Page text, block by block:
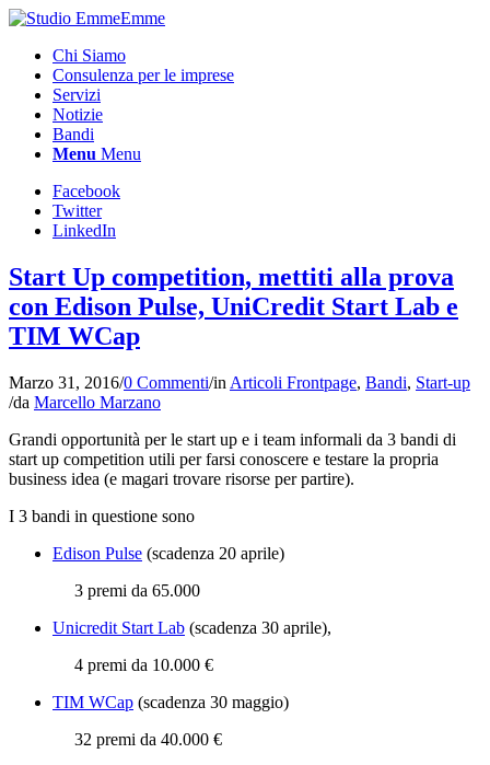
Chi Siamo
Consulenza per le imprese
Servizi
Notizie
Bandi
Menu Menu
Facebook
Twitter
LinkedIn
Start Up competition, mettiti alla prova
con Edison Pulse, UniCredit Start Lab e
TIM WCap
Marzo 31, 2016/0 Commenti/in Articoli Frontpage, Bandi, Start-up
/da Marcello Marzano
Grandi opportunità per le start up e i team informali da 3 bandi di
start up competition utili per farsi conoscere e testare la propria
business idea (e magari trovare risorse per partire).
I 3 bandi in questione sono
Edison Pulse (scadenza 20 aprile)
3 premi da 65.000
Unicredit Start Lab (scadenza 30 aprile),
4 premi da 10.000 €
TIM WCap (scadenza 30 maggio)
32 premi da 40.000 €